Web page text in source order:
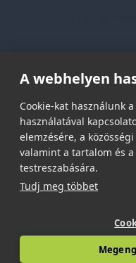
A webhelyen
Cookie-kat használunk
használatával
elemzésére, a
valamint a tartalom és
testreszabására.
Tudj meg többet
Email címed:
elfogadom az
© 2026 |